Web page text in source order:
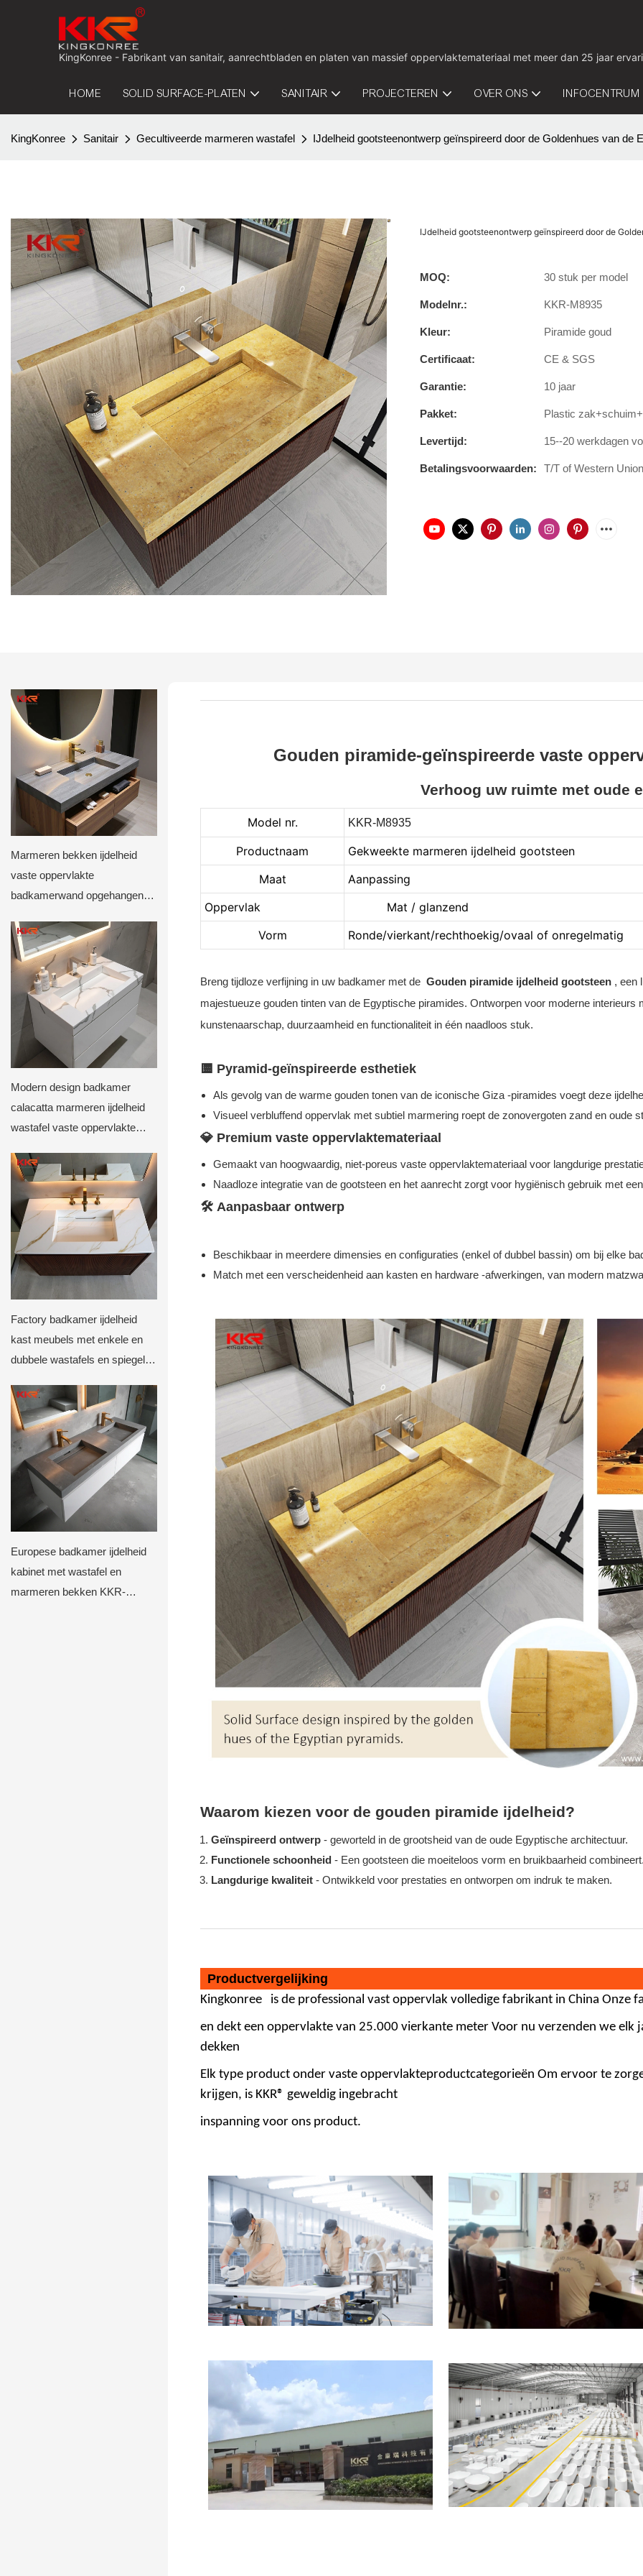
KingKonree - Fabrikant van sanitair, aanrechtbladen en platen van massief oppervlaktemateriaal met meer dan 25 jaar
HOME SOLID SURFACE-PLATEN SANITAIR PROJECTEREN OVER ONS INFOCENTRUM
KingKonree Sanitair Gecultiveerde marmeren wastafel IJdelheid gootsteenontwerp geïnspireerd door de Goldenhues van de
IJdelheid gootsteenontwerp geïnspireerd door de
MOQ: 30 stuk per model
Modelnr.: KKR-M8935
Kleur: Piramide goud
Certificaat: CE & SGS
Garantie: 10 jaar
Pakket: Plastic
Levertijd: 15--20 werkdagen
Betalingsvoorwaarden: T/T of Western
Marmeren bekken ijdelheid
vaste oppervlakte
badkamerwand opgehangen
tops wastafel
Modern design badkamer
calacatta marmeren ijdelheid
wastafel vaste oppervlakte
m069
Factory badkamer ijdelheid
kast meubels met enkele en
dubbele wastafels en spiegel
badkamer kKR-m8818-2
Europese badkamer ijdelheid
kabinet met wastafel en
marmeren bekken KKR-
Gouden piramide-geïnspireerde vaste
Verhoog uw ruimte met oude
Model nr. KKR-M8935
Productnaam
Gekweekte marmeren ijdelheid gootsteen
Maat
Aanpassing
Oppervlak
Mat / glanzend
Vorm
Ronde/vierkant/rechthoekig/ovaal of onregelmatig
Breng tijdloze verfijning in uw badkamer met de Gouden piramide ijdelheid gootsteen , een
majestueuze gouden tinten van de Egyptische piramides. Ontworpen voor moderne interieurs
kunstenaarschap, duurzaamheid en functionaliteit in één naadloos stuk.
🟨 Pyramid-geïnspireerde esthetiek
Als gevolg van de warme gouden tonen van de iconische Giza -piramides voegt deze
Visueel verbluffend oppervlak met subtiel marmering roept de zonovergoten zand en oude
💎 Premium vaste oppervlaktemateriaal
Gemaakt van hoogwaardig, niet-poreus vaste oppervlaktemateriaal voor langdurige
Naadloze integratie van de gootsteen en het aanrecht zorgt voor hygiënisch gebruik met
🛠️ Aanpasbaar ontwerp
Beschikbaar in meerdere dimensies en configuraties (enkel of dubbel bassin) om bij elke
Match met een verscheidenheid aan kasten en hardware -afwerkingen, van modern
Waarom kiezen voor de gouden piramide ijdelheid?
Geïnspireerd ontwerp - geworteld in de grootsheid van de oude Egyptische architectuur.
Functionele schoonheid - Een gootsteen die moeiteloos vorm en bruikbaarheid
Langdurige kwaliteit - Ontwikkeld voor prestaties en ontworpen om indruk te maken.
Productvergelijking
Kingkonree is de professional vast oppervlak volledige fabrikant in China Onze
en dekt een oppervlakte van 25.000 vierkante meter Voor nu verzenden we elk
dekken
Elk type product onder vaste oppervlakteproductcategorieën Om ervoor te
krijgen, is KKR® geweldig ingebracht
inspanning voor ons product.